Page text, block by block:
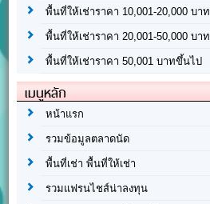
พื้นที่ให้เช่าราคา 10,001-20,000 บาท
พื้นที่ให้เช่าราคา 20,001-50,000 บาท
พื้นที่ให้เช่าราคา 50,001 บาทขึ้นไป
เมนูหลัก
หน้าแรก
รวมข้อมูลตลาดนัด
พื้นที่เช่า พื้นที่ให้เช่า
รวมแฟรนไชส์น่าลงทุน